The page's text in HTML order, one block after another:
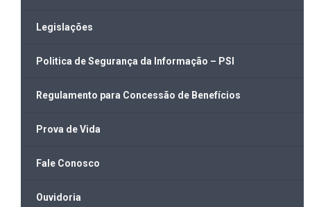
Legislações
Politica de Segurança da Informação – PSI
Regulamento para Concessão de Benefícios
Prova de Vida
Fale Conosco
Ouvidoria